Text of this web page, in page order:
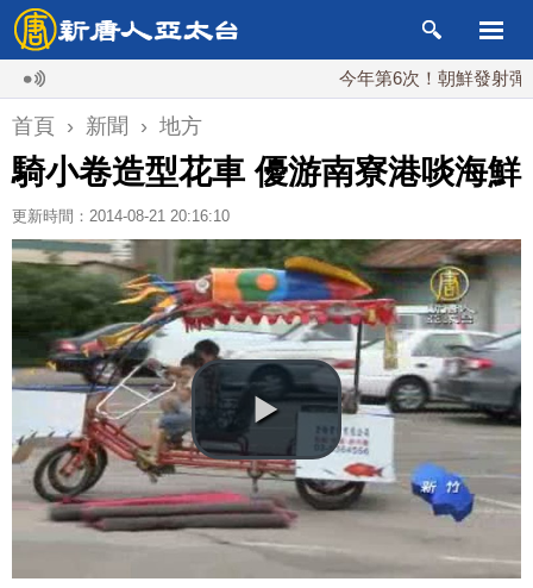
今年第6次！朝鮮發射彈道導
首頁 › 新聞 › 地方
騎小卷造型花車 優游南寮港啖海鮮
更新時間：2014-08-21 20:16:10